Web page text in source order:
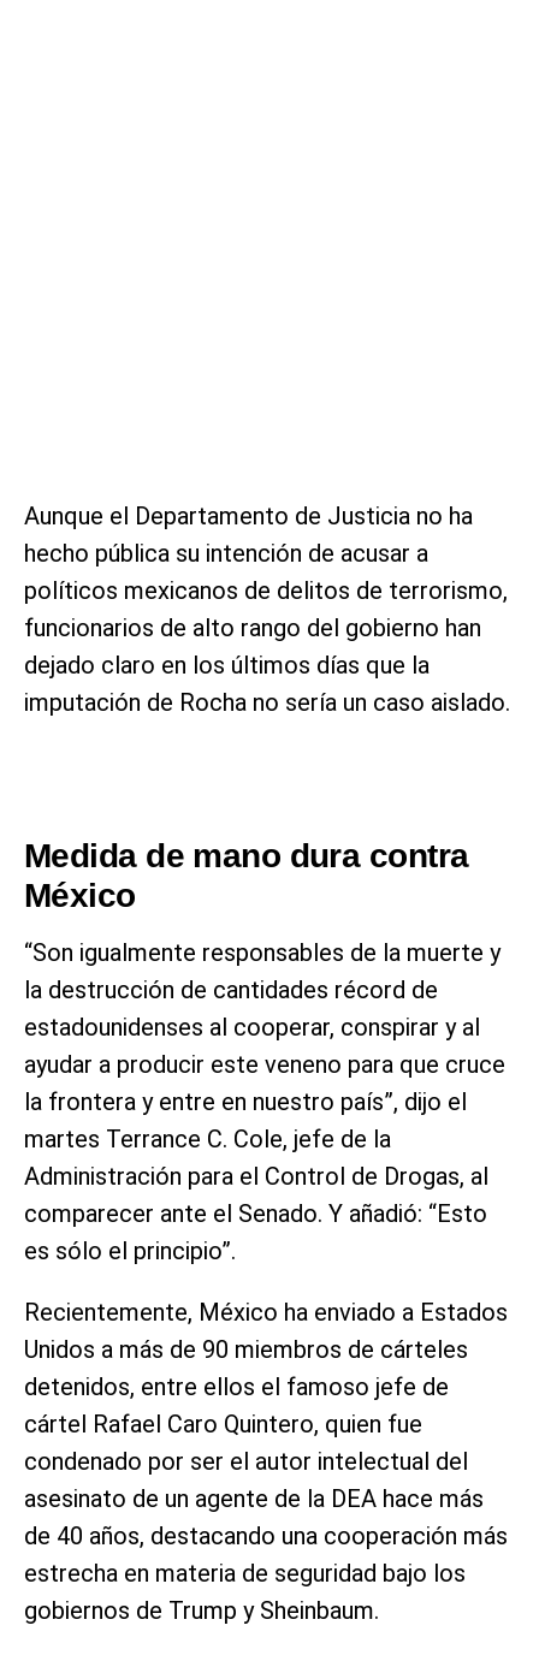
Aunque el Departamento de Justicia no ha
hecho pública su intención de acusar a
políticos mexicanos de delitos de terrorismo,
funcionarios de alto rango del gobierno han
dejado claro en los últimos días que la
imputación de Rocha no sería un caso aislado.
Medida de mano dura contra
México
“Son igualmente responsables de la muerte y
la destrucción de cantidades récord de
estadounidenses al cooperar, conspirar y al
ayudar a producir este veneno para que cruce
la frontera y entre en nuestro país”, dijo el
martes Terrance C. Cole, jefe de la
Administración para el Control de Drogas, al
comparecer ante el Senado. Y añadió: “Esto
es sólo el principio”.
Recientemente, México ha enviado a Estados
Unidos a más de 90 miembros de cárteles
detenidos, entre ellos el famoso jefe de
cártel Rafael Caro Quintero, quien fue
condenado por ser el autor intelectual del
asesinato de un agente de la DEA hace más
de 40 años, destacando una cooperación más
estrecha en materia de seguridad bajo los
gobiernos de Trump y Sheinbaum.